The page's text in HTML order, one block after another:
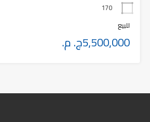
170
للبيع
5,500,000ج. م.